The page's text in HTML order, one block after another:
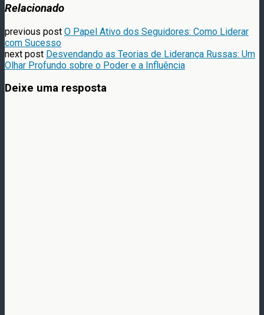
Relacionado
previous post O Papel Ativo dos Seguidores: Como Liderar
com Sucesso
next post Desvendando as Teorias de Liderança Russas: Um
Olhar Profundo sobre o Poder e a Influência
Deixe uma resposta